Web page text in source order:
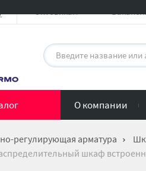
Оптовикам
О компании
регулирующая арматура
шкаф